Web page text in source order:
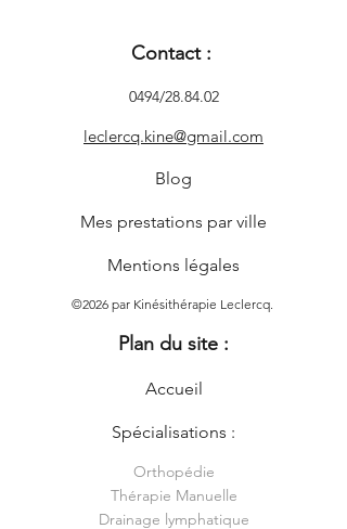
Contact :
0494/28.84.02
leclercq.kine@gmail.com
Blog
Mes prestations par ville
Mentions légales
©2026 par Kinésithérapie Leclercq.
Plan du site :
Accueil
Spécialisations :
Orthopédie
Thérapie Manuelle
Drainage lymphatique